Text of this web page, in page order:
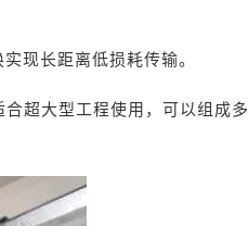
现长距离低损耗传输。
超大型工程使用，可以组成多